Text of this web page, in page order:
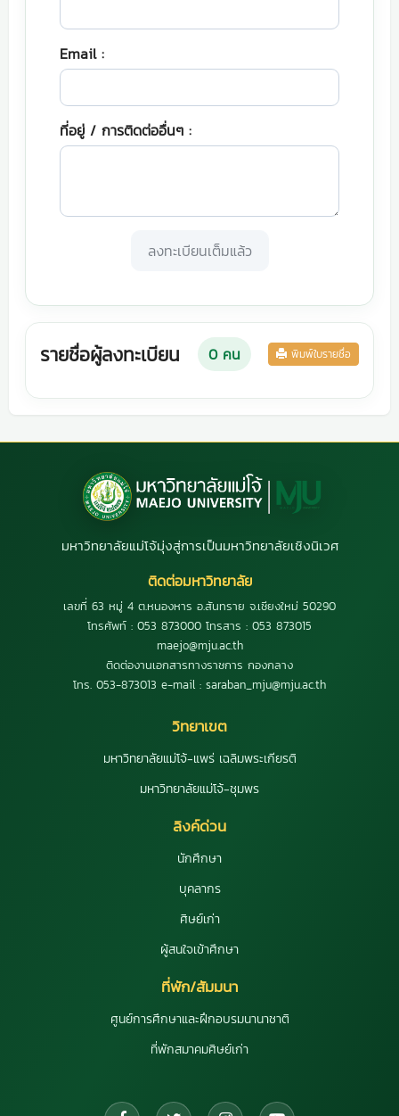
Email :
ที่อยู่ / การติดต่ออื่นๆ :
รายชื่อผู้ลงทะเบียน 0คน พิมพ์ใบรายชื่อ
มหาวิทยาลัยแม่โจ้มุ่งสู่การเป็นมหาวิทยาลัยเชิงนิเวศ
ติดต่อมหาวิทยาลัย
เลขที่ 63 หมู่ 4 ต.หนองหาร อ.สันทราย จ.เชียงใหม่ 50290
โทรศัพท์ : 053 873000 โทรสาร : 053 873015
maejo@mju.ac.th
ติดต่องานเอกสารทางราชการ กองกลาง
โทร. 053-873013 e-mail : saraban_mju@mju.ac.th
วิทยาเขต
มหาวิทยาลัยแม่โจ้-แพร่ เฉลิมพระเกียรติ
มหาวิทยาลัยแม่โจ้-ชุมพร
ลิงค์ด่วน
นักศึกษา
บุคลากร
ศิษย์เก่า
ผู้สนใจเข้าศึกษา
ที่พัก/สัมมนา
ศูนย์การศึกษาและฝึกอบรมนานาชาติ
ที่พักสมาคมศิษย์เก่า